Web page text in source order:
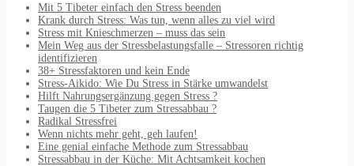
Mit 5 Tibeter einfach den Stress beenden
Krank durch Stress: Was tun, wenn alles zu viel wird
Stress mit Knieschmerzen – muss das sein
Mein Weg aus der Stressbelastungsfalle – Stressoren richtig
identifizieren
38+ Stressfaktoren und kein Ende
Stress-Aikido: Wie Du Stress in Stärke umwandelst
Hilft Nahrungsergänzung gegen Stress ?
Taugen die 5 Tibeter zum Stressabbau ?
Radikal Stressfrei
Wenn nichts mehr geht, geh laufen!
Eine genial einfache Methode zum Stressabbau
Stressabbau in der Küche: Mit Achtsamkeit kochen